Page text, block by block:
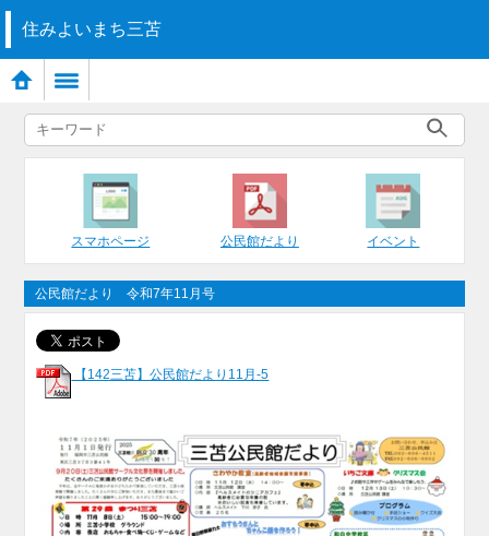
住みよいまち三苫
スマホページ 公民館だより イベント
公民館だより 令和7年11月号
【142三苫】公民館だより11月-5